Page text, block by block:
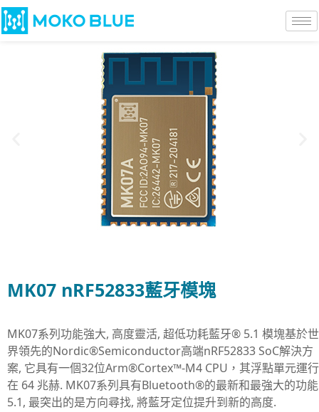
MK07 nRF52833藍牙模塊
MK07系列功能強大, 高度靈活, 超低功耗藍牙® 5.1 模塊基於世
界領先的Nordic®Semiconductor高端nRF52833 SoC解決方
案, 它具有一個32位Arm®Cortex™-M4 CPU，其浮點單元運行
在 64 兆赫. MK07系列具有Bluetooth®的最新和最強大的功能
5.1, 最突出的是方向尋找, 將藍牙定位提升到新的高度.